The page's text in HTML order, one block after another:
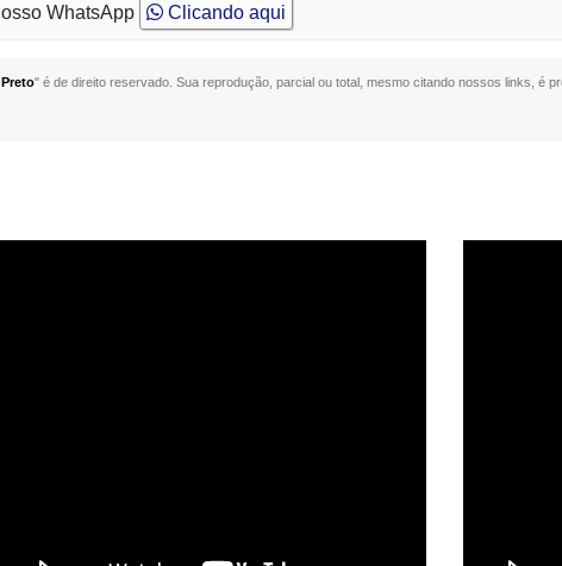
WhatsApp Clicando aqui
" é de direito reservado. Sua reprodução, parcial ou total, mesmo citando nossos links, é